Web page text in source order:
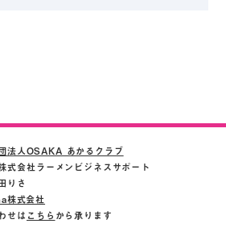
法人OSAKA あかるクラブ
式会社ラーメンビジネスサポート
りさ
株式会社
せは こちら から承ります